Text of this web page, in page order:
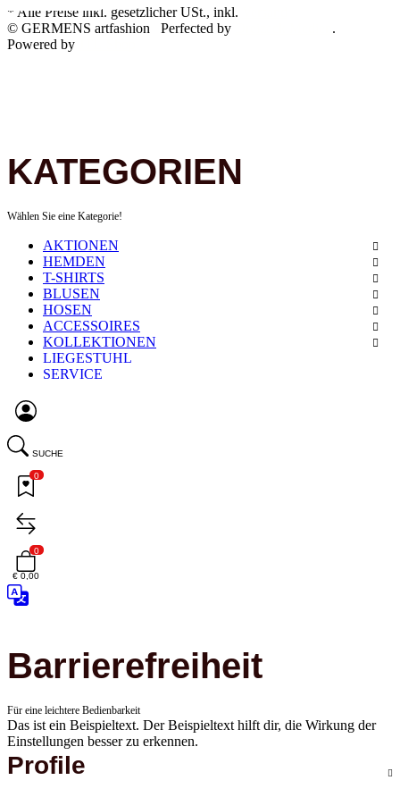
* Alle Preise inkl. gesetzlicher USt., inkl.
© GERMENS artfashion
Perfected by
.
Powered by
KATEGORIEN
Wählen Sie eine Kategorie!
AKTIONEN
HEMDEN
T-SHIRTS
BLUSEN
HOSEN
ACCESSOIRES
KOLLEKTIONEN
LIEGESTUHL
SERVICE
SUCHE
0
0
€ 0,00
Barrierefreiheit
Für eine leichtere Bedienbarkeit
Das ist ein Beispieltext. Der Beispieltext hilft dir, die Wirkung der
Einstellungen besser zu erkennen.
Profile